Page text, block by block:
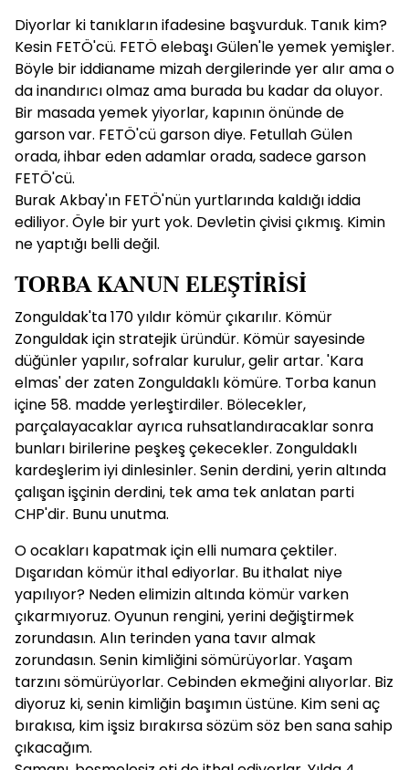
Diyorlar ki tanıkların ifadesine başvurduk. Tanık kim?
Kesin FETÖ'cü. FETÖ elebaşı Gülen'le yemek yemişler.
Böyle bir iddianame mizah dergilerinde yer alır ama o
da inandırıcı olmaz ama burada bu kadar da oluyor.
Bir masada yemek yiyorlar, kapının önünde de
garson var. FETÖ'cü garson diye. Fetullah Gülen
orada, ihbar eden adamlar orada, sadece garson
FETÖ'cü.
Burak Akbay'ın FETÖ'nün yurtlarında kaldığı iddia
ediliyor. Öyle bir yurt yok. Devletin çivisi çıkmış. Kimin
ne yaptığı belli değil.
TORBA KANUN ELEŞTİRİSİ
Zonguldak'ta 170 yıldır kömür çıkarılır. Kömür
Zonguldak için stratejik üründür. Kömür sayesinde
düğünler yapılır, sofralar kurulur, gelir artar. 'Kara
elmas' der zaten Zonguldaklı kömüre. Torba kanun
içine 58. madde yerleştirdiler. Bölecekler,
parçalayacaklar ayrıca ruhsatlandıracaklar sonra
bunları birilerine peşkeş çekecekler. Zonguldaklı
kardeşlerim iyi dinlesinler. Senin derdini, yerin altında
çalışan işçinin derdini, tek ama tek anlatan parti
CHP'dir. Bunu unutma.
O ocakları kapatmak için elli numara çektiler.
Dışarıdan kömür ithal ediyorlar. Bu ithalat niye
yapılıyor? Neden elimizin altında kömür varken
çıkarmıyoruz. Oyunun rengini, yerini değiştirmek
zorundasın. Alın terinden yana tavır almak
zorundasın. Senin kimliğini sömürüyorlar. Yaşam
tarzını sömürüyorlar. Cebinden ekmeğini alıyorlar. Biz
diyoruz ki, senin kimliğin başımın üstüne. Kim seni aç
bırakısa, kim işsiz bırakırsa sözüm söz ben sana sahip
çıkacağım.